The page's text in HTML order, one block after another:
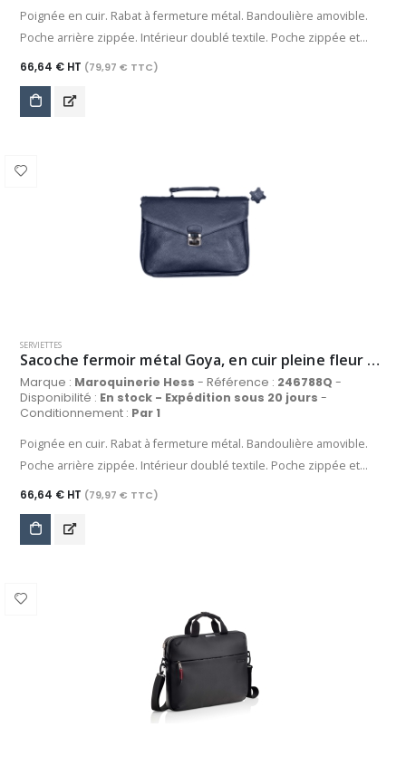
Poignée en cuir. Rabat à fermeture métal. Bandoulière amovible.
Poche arrière zippée. Intérieur doublé textile. Poche zippée et
poche plaquée.
66,64 € HT (79,97 € TTC)
SERVIETTES
Sacoche fermoir métal Goya, en cuir pleine fleur de vachette grainé, coloris bleu marine
Marque : Maroquinerie Hess - Référence : 246788Q -
Disponibilité : En stock - Expédition sous 20 jours -
Conditionnement : Par 1
Poignée en cuir. Rabat à fermeture métal. Bandoulière amovible.
Poche arrière zippée. Intérieur doublé textile. Poche zippée et
poche plaquée.
66,64 € HT (79,97 € TTC)